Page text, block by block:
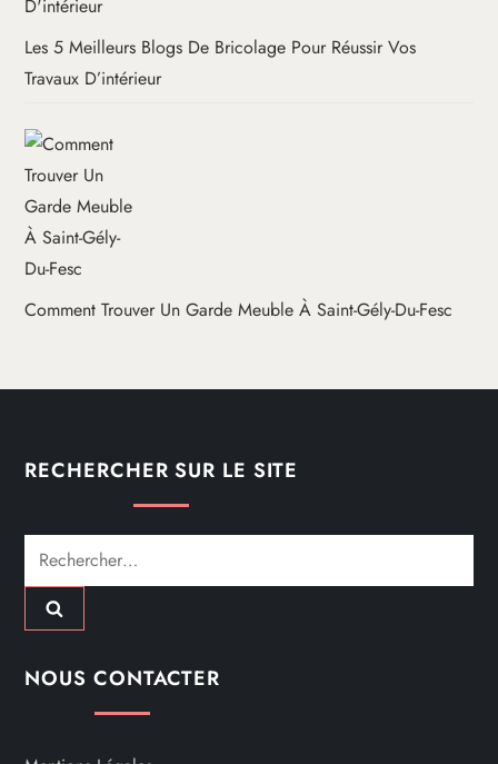
Les 5 Meilleurs Blogs De Bricolage Pour Réussir Vos
Travaux D’intérieur
Comment Trouver Un Garde Meuble À Saint-Gély-Du-Fesc
RECHERCHER SUR LE SITE
Rechercher :
NOUS CONTACTER